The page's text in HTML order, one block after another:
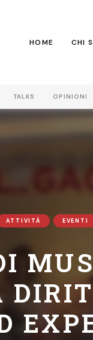
HOME CHI
TALKS OPINIONI
ATTIVITÀ EVENTI